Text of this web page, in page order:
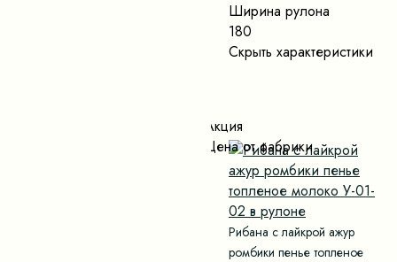
Ширина рулона
180
Скрыть характеристики
Акция
Цена от фабрики
Рибана с лайкрой ажур
ромбики пенье топленое